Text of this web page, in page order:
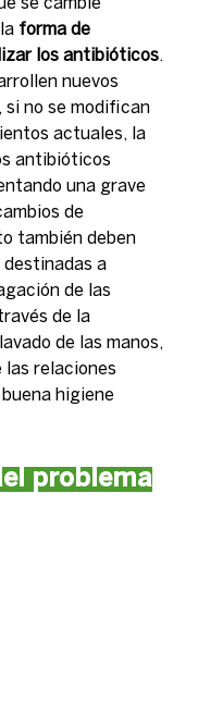
se cambie
forma de
los antibióticos.
nuevos
si no se modifican
actuales, la
antibióticos
una grave
de
también deben
destinadas a
de las
de la
de las manos,
las relaciones
higiene
problema